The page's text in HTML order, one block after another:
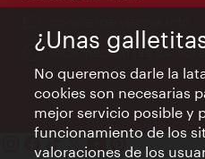
Información las 24
¿Unas
No queremos darle la
cookies son necesarias
mejor servicio posible y
funcionamiento de los
valoraciones de los